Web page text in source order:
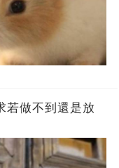
若做不到還是放